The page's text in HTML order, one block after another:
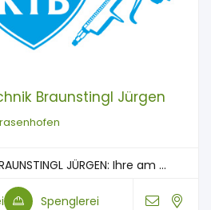
Braunstingl Jürgen
JÜRGEN: Ihre am ...
Spenglerei